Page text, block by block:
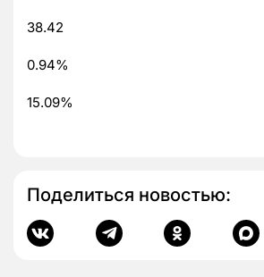
38.42
0.94%
15.09%
Поделиться новостью: